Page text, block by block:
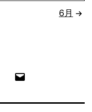
6月
Instagram